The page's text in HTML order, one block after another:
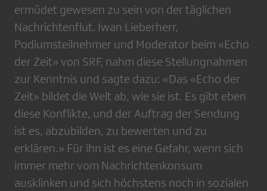
ermüdet gewesen zu sein von der täglichen
Nachrichtenflut. Iwan Lieberherr,
Podiumsteilnehmer und Moderator beim «Echo
der Zeit» von SRF, nahm diese Stellungnahmen
zur Kenntnis und sagte dazu: «Das «Echo der
Zeit» bildet die Welt ab, wie sie ist. Es gibt eben
diese Konflikte, und der Auftrag der Sendung
ist es, abzubilden, zu bewerten und zu
erklären.» Für ihn ist es eine Gefahr, wenn sich
immer mehr vom Nachrichtenkonsum
ausklinken und sich höchstens noch in sozialen